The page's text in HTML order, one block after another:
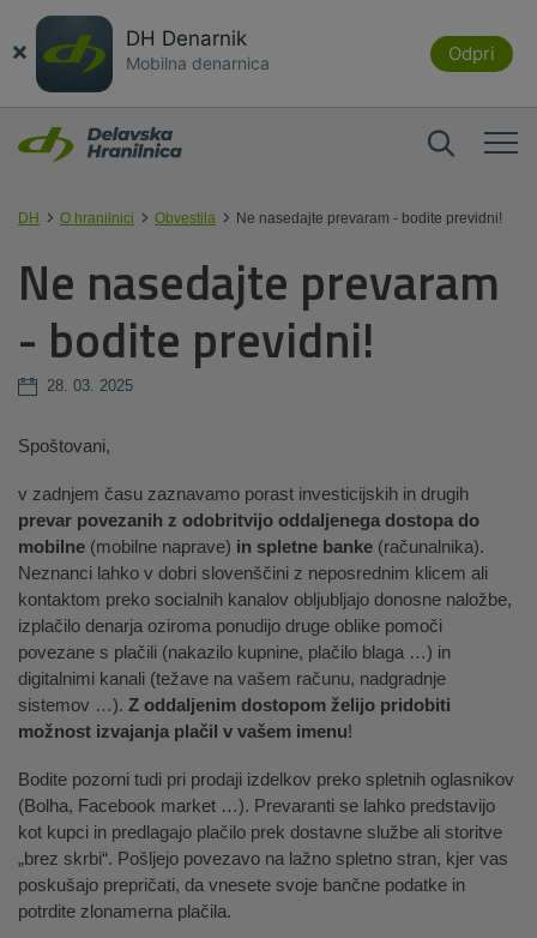
× DH Denarnik
Mobilna denarnica Odpri
DH O hranilnici Obvestila Ne nasedajte prevaram - bodite previdni!
Ne nasedajte prevaram
- bodite previdni!
28. 03. 2025
Spoštovani,
v zadnjem času zaznavamo porast investicijskih in drugih
prevar povezanih z odobritvijo oddaljenega dostopa do
mobilne (mobilne naprave) in spletne banke (računalnika).
Neznanci lahko v dobri slovenščini z neposrednim klicem ali
kontaktom preko socialnih kanalov obljubljajo donosne naložbe,
izplačilo denarja oziroma ponudijo druge oblike pomoči
povezane s plačili (nakazilo kupnine, plačilo blaga …) in
digitalnimi kanali (težave na vašem računu, nadgradnje
sistemov …). Z oddaljenim dostopom želijo pridobiti
možnost izvajanja plačil v vašem imenu!
Bodite pozorni tudi pri prodaji izdelkov preko spletnih oglasnikov
(Bolha, Facebook market …). Prevaranti se lahko predstavijo
kot kupci in predlagajo plačilo prek dostavne službe ali storitve
„brez skrbi“. Pošljejo povezavo na lažno spletno stran, kjer vas
poskušajo prepričati, da vnesete svoje bančne podatke in
potrdite zlonamerna plačila.